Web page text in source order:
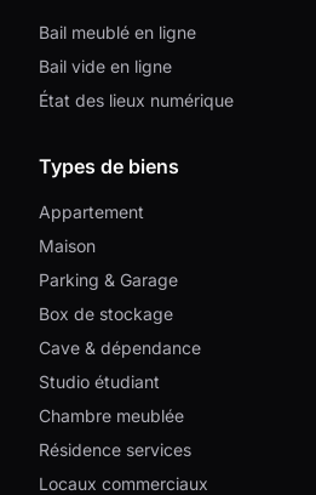
Bail meublé en ligne
Bail vide en ligne
État des lieux numérique
Types de biens
Appartement
Maison
Parking & Garage
Box de stockage
Cave & dépendance
Studio étudiant
Chambre meublée
Résidence services
Locaux commerciaux